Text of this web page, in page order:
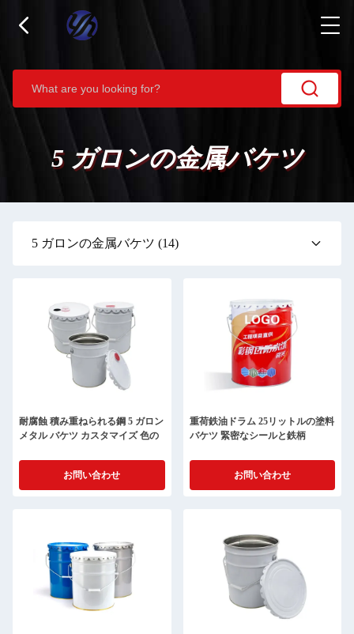
5 ガロンの金属バケツ
5 ガロンの金属バケツ (14)
耐腐蝕 積み重ねられる鋼 5 ガロン
メタル バケツ カスタマイズ 色の
お問い合わせ
重荷鉄油ドラム 25リットルの塗料
バケツ 緊密なシールと鉄柄
お問い合わせ